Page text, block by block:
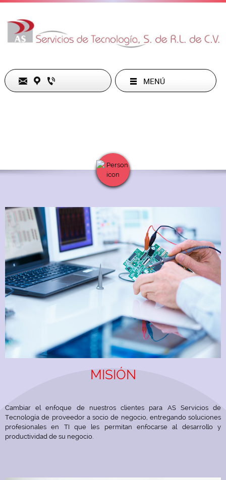
Nuestra ubicación
Hoy 09:00 am -06:00 pm Actualmente cerrado
Venta e Instalación de productos IBM
Soporte Técnico
Servicios de Consultoría
Desarrollo de Sistemas
Integración de Soluciones
Cableado Estructurado y Fibra Óptica
MENÚ
MISIÓN
Cambiar el enfoque de nuestros clientes para AS Servicios de
Tecnología de proveedor a socio de negocio, entregando soluciones
profesionales en TI que les permitan enfocarse al desarrollo y
productividad de su negocio.